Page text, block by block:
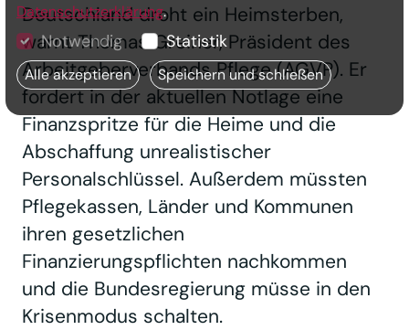
Deutschland droht ein Heimsterben,
warnt Thomas Greiner, Präsident des
Arbeitgeberverbands Pflege (AGVP). Er
fordert in der aktuellen Notlage eine
Finanzspritze für die Heime und die
Abschaffung unrealistischer
Personalschlüssel. Außerdem müssten
Pflegekassen, Länder und Kommunen
ihren gesetzlichen
Finanzierungspflichten nachkommen
und die Bundesregierung müsse in den
Krisenmodus schalten.
Datenschutzerklärung.
Notwendig Statistik
Alle akzeptieren Speichern und schließen